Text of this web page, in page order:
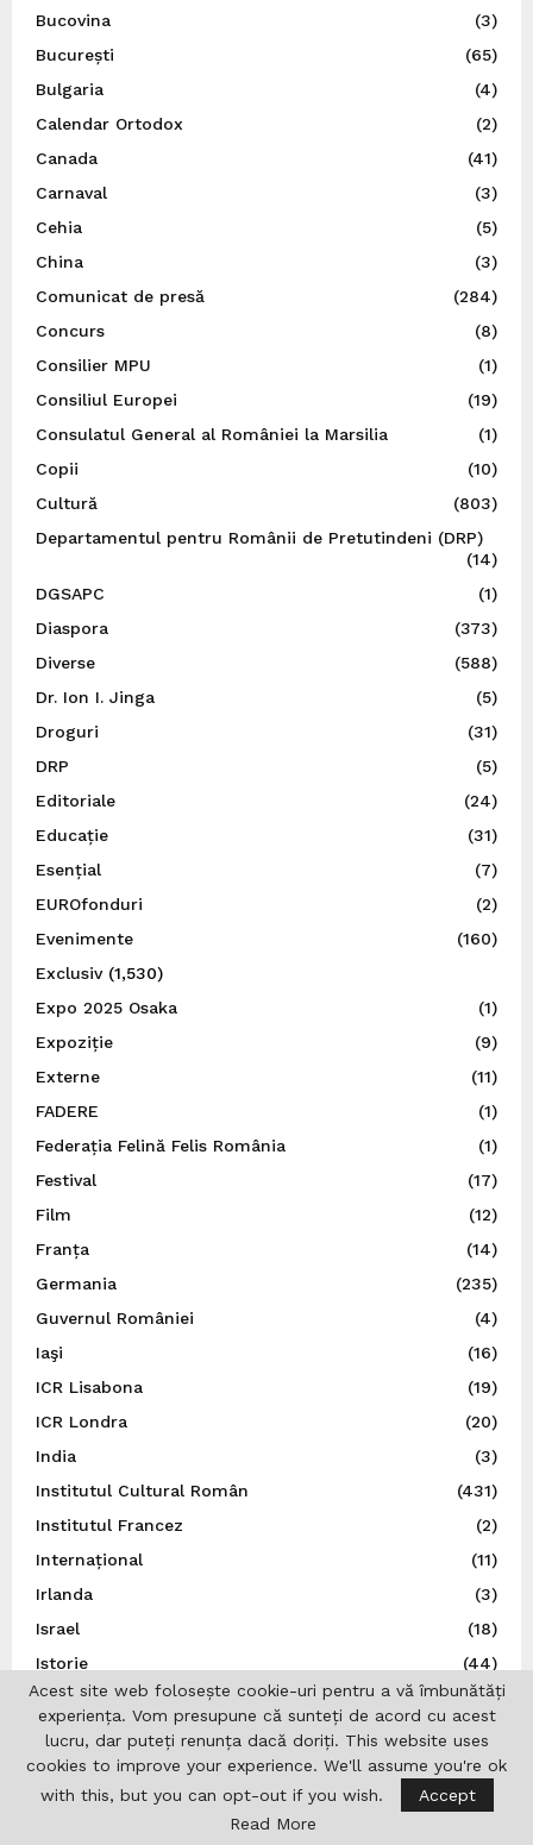
Bucovina
(3)
București
(65)
Bulgaria
(4)
Calendar Ortodox
(2)
Canada
(41)
Carnaval
(3)
Cehia
(5)
China
(3)
Comunicat de presă
(284)
Concurs
(8)
Consilier MPU
(1)
Consiliul Europei
(19)
Consulatul General al României la Marsilia
(1)
Copii
(10)
Cultură
(803)
Departamentul pentru Românii de Pretutindeni (DRP)
(14)
DGSAPC
(1)
Diaspora
(373)
Diverse
(588)
Dr. Ion I. Jinga
(5)
Droguri
(31)
DRP
(5)
Editoriale
(24)
Educație
(31)
Esențial
(7)
EUROfonduri
(2)
Evenimente
(160)
Exclusiv(1,530)
Expo 2025 Osaka
(1)
Expoziție
(9)
Externe
(11)
FADERE
(1)
Federația Felină Felis România
(1)
Festival
(17)
Film
(12)
Franța
(14)
Germania
(235)
Guvernul României
(4)
Iaşi
(16)
ICR Lisabona
(19)
ICR Londra
(20)
India
(3)
Institutul Cultural Român
(431)
Institutul Francez
(2)
Internațional
(11)
Irlanda
(3)
Israel
(18)
Istorie
(44)
Italia
(79)
Japonia
Jurnalistică
(7)
Liga Scriitorilor Români
(21)
Acest site web folosește cookie-uri pentru a vă îmbunătăți
experiența. Vom presupune că sunteți de acord cu acest
lucru, dar puteți renunța dacă doriți. This website uses
cookies to improve your experience. We'll assume you're ok
with this, but you can opt-out if you wish.
Accept
Read More